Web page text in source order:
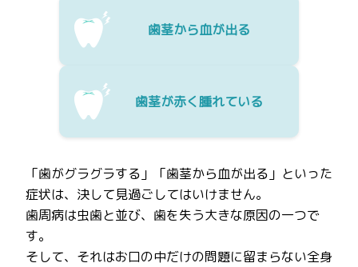
歯茎から血が出る
歯茎が赤く腫れている
「歯がグラグラする」「歯茎から血が出る」といった
症状は、決して見過ごしてはいけません。
歯周病は虫歯と並び、歯を失う大きな原因の一つで
す。
そして、それはお口の中だけの問題に留まらない全身